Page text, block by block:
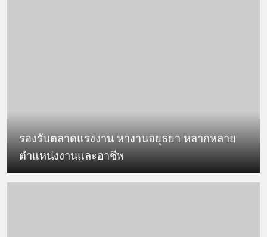
รองรับตลาดแรงงาน หางานอยุธยา หลากหลาย
ตำแหน่งงานและอาชีพ￼